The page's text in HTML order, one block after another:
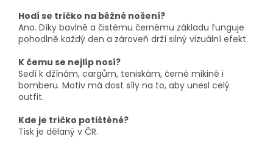
Hodí se tričko na běžné nošení?
Ano. Díky bavlně a čistému černému základu funguje
pohodlně každý den a zároveň drží silný vizuální efekt.
K čemu se nejlíp nosí?
Sedí k džínám, cargům, teniskám, černé mikině i
bomberu. Motiv má dost síly na to, aby unesl celý
outfit.
Kde je tričko potištěné?
Tisk je dělaný v ČR.